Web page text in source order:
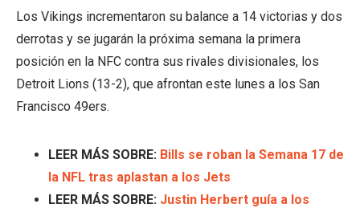
Los Vikings incrementaron su balance a 14 victorias y dos
derrotas y se jugarán la próxima semana la primera
posición en la NFC contra sus rivales divisionales, los
Detroit Lions (13-2), que afrontan este lunes a los San
Francisco 49ers.
LEER MÁS SOBRE: Bills se roban la Semana 17 de
la NFL tras aplastan a los Jets
LEER MÁS SOBRE: Justin Herbert guía a los